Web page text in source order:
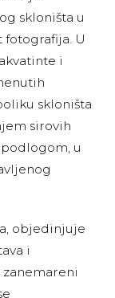
skloništa u
U
i
skloništa
sirovih
u
objedinjuje
i